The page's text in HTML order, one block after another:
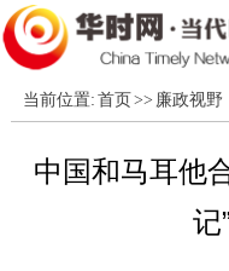
当前位置: 首页 >> 廉政视野
中国和马耳他
记